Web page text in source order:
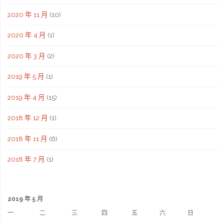
2020 年 11 月 (10)
2020 年 4 月 (1)
2020 年 3 月 (2)
2019 年 5 月 (1)
2019 年 4 月 (15)
2018 年 12 月 (1)
2018 年 11 月 (6)
2018 年 7 月 (1)
2019 年 5 月
一
二 三 四 五 六
日